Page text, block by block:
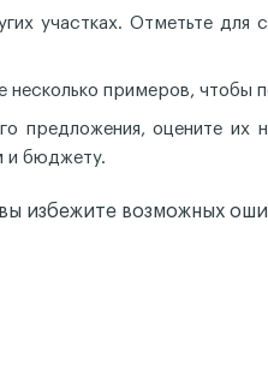
участках. Отметьте для
примеров, чтобы
предложения, оцените их
и бюджету.
избежите возможных